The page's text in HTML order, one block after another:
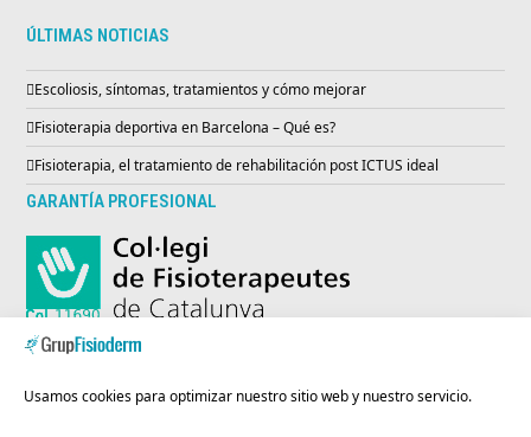
Usamos cookies para optimizar nuestro sitio web y nuestro servicio.
ÚLTIMAS NOTICIAS
Escoliosis, síntomas, tratamientos y cómo mejorar
Fisioterapia deportiva en Barcelona – Qué es?
Fisioterapia, el tratamiento de rehabilitación post ICTUS ideal
GARANTÍA PROFESIONAL
ENTIDAD INSCRITA EN EL REGISTRO SANITARIO